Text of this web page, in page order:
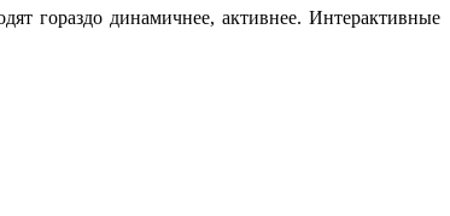
гораздо динамичнее, активнее. Интерактивные